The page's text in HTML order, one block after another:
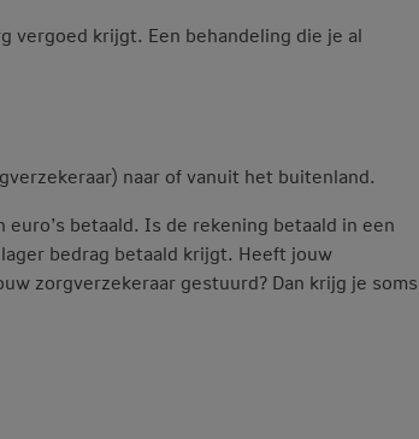
vergoed krijgt. Een behandeling die je al
naar of vanuit het buitenland.
betaald. Is de rekening betaald in een
bedrag betaald krijgt. Heeft jouw
zorgverzekeraar gestuurd? Dan krijg je soms